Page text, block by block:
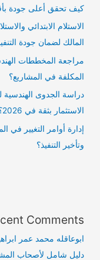
كيف تحقق أعلى جودة
الاستلام الابتدائي
المالك لضمان جودة
مراجعة المخططات
المكلفة في المشاريع؟
دراسة الجدوى الهندسية
الاستثمار بثقة في 2026؟
إدارة أوامر التغيير في
وتأخير التنفيذ؟
Comments
ابوعاقله محمد عمر
دليل شامل لأصحاب